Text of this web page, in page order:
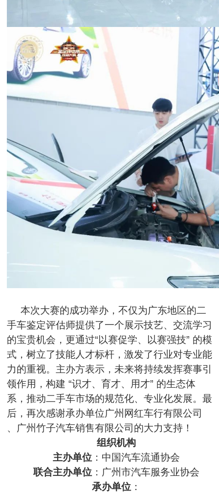
本次大赛的成功举办，不仅为广东地区的二
手车鉴定评估师提供了一个展示技艺、交流学习
的宝贵机会，更通过“以赛促学、以赛强技” 的模
式，树立了技能人才标杆，激发了行业对专业能
力的重视。主办方表示，未来将持续发挥赛事引
领作用，构建 “识才、育才、用才” 的生态体
系，推动二手车市场的规范化、专业化发展。最
后，再次感谢承办单位广州网红车行有限公司
、广州竹子汽车销售有限公司的大力支持！
组织机构
主办单位 ：中国汽车流通协会
联合主办单位 ：广州市汽车服务业协会
承办单位 ：